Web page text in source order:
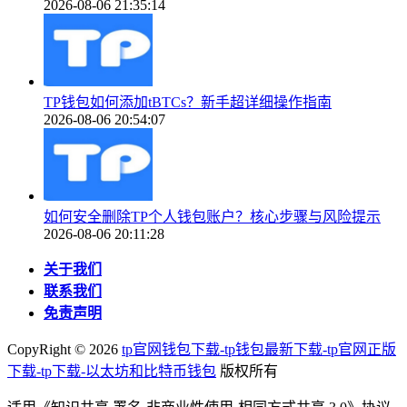
2026-08-06 21:35:14
TP钱包如何添加tBTCs？新手超详细操作指南
2026-08-06 20:54:07
如何安全删除TP个人钱包账户？核心步骤与风险提示
2026-08-06 20:11:28
关于我们
联系我们
免责声明
CopyRight © 2026 tp官网钱包下载-tp钱包最新下载-tp官网正版
下载-tp下载-以太坊和比特币钱包 版权所有